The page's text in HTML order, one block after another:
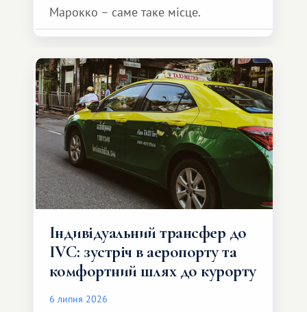
Марокко – саме таке місце.
Індивідуальний трансфер до
IVC: зустріч в аеропорту та
комфортний шлях до курорту
6 липня 2026